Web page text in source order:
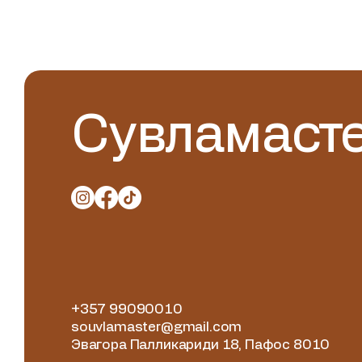
+357 99090010
souvlamaster@gmail.com
Эвагора Палликариди 18, Пафос 8010